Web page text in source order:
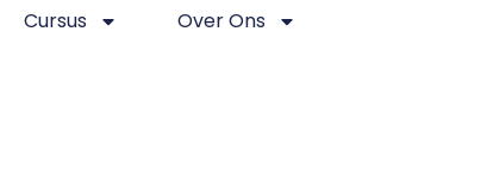
Cursus Over Ons